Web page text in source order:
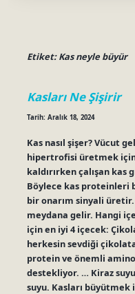
Etiket:Kas neyle büyür
Kasları Ne Şişirir
Tarih: Aralık 18, 2024
Kas nasıl şişer? Vücut
hipertrofisi üretmek için
kaldırırken çalışan
Böylece kas proteinleri
bir onarım sinyali
meydana gelir. Hangi
için en iyi 4 içecek:
herkesin sevdiği
protein ve önemli
destekliyor. … Kiraz
suyu. Kasları büyütmek